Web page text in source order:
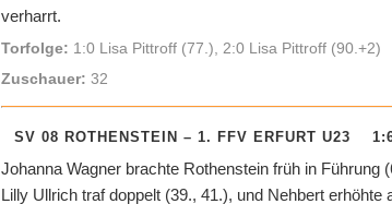
verharrt.
Torfolge: 1:0 Lisa Pittroff (77.), 2:0 Lisa Pittroff (90.+2)
Zuschauer: 32
SV 08 ROTHENSTEIN – 1. FFV ERFURT U23
Johanna Wagner brachte Rothenstein früh in
Lilly Ullrich traf doppelt (39., 41.), und Nehbert